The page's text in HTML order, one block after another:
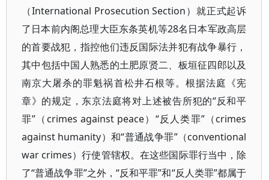
（International Prosecution Section）就正式起诉
了日本前内阁总理大臣东条英机等28名日本军政高层
的首要战犯，指控他们违反国际法并犯有战争暴行，
其中包括中国人熟悉的土肥原贤二、板垣征四郎以及
南京大屠杀的罪魁祸首松井石根等。根据法庭《宪
章》的规定，东京法庭将对上述被告所犯的“反和平
罪”（crimes against peace）“反人类罪”（crimes
against humanity）和“普通战争罪”（conventional
war crimes）行使管辖权。在这些国际罪行当中，除
了“普通战争罪”之外，“反和平罪”和“反人类罪”都属于